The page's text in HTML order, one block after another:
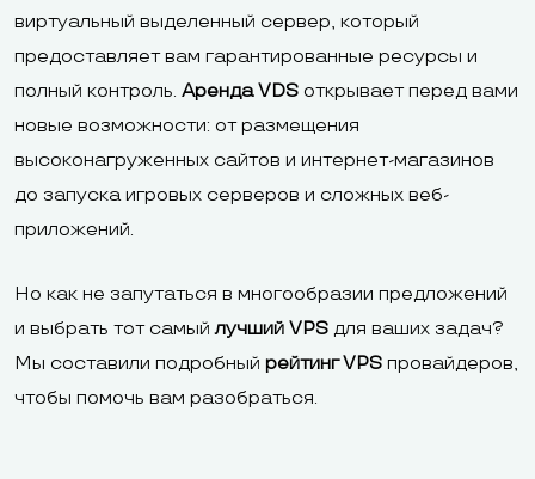
виртуальный выделенный сервер, который
предоставляет вам гарантированные ресурсы и
полный контроль. Аренда VDS открывает перед вами
новые возможности: от размещения
высоконагруженных сайтов и интернет-магазинов
до запуска игровых серверов и сложных веб-
приложений.
Но как не запутаться в многообразии предложений
и выбрать тот самыйлучший VPS для ваших задач?
Мы составили подробный рейтинг VPS провайдеров,
чтобы помочь вам разобраться.